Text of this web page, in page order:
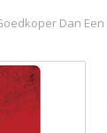
Dan